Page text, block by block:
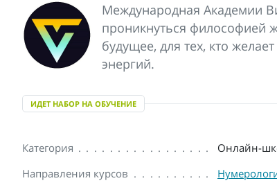
Международная Академии
проникнуться философией
будущее, для тех, кто
энергий.
ИДЕТ НАБОР НА ОБУЧЕНИЕ
Категория
Онлайн-
Направления курсов